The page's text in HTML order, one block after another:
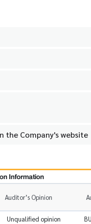
the Company's website
Information
Auditor’s Opinion
Unqualified opinion